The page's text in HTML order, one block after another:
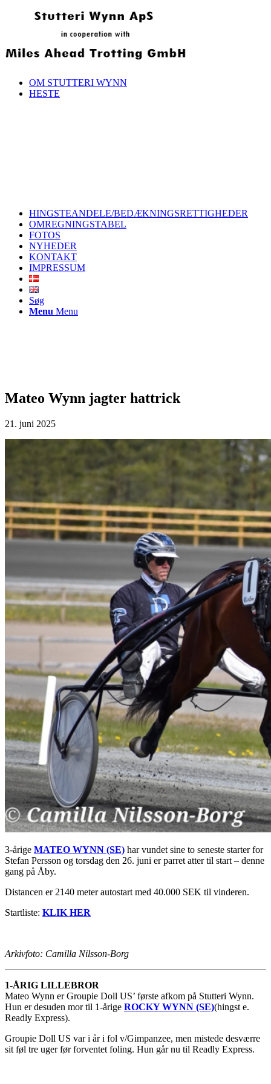
OM STUTTERI WYNN
HESTE
HINGSTEANDELE/BEDÆKNINGSRETTIGHEDER
OMREGNINGSTABEL
FOTOS
NYHEDER
KONTAKT
IMPRESSUM
Søg
Menu Menu
Mateo Wynn jagter hattrick
21. juni 2025
3-årige MATEO WYNN (SE) har vundet sine to seneste starter for
Stefan Persson og torsdag den 26. juni er parret atter til start – denne
gang på Åby.
Distancen er 2140 meter autostart med 40.000 SEK til vinderen.
Startliste: KLIK HER
Arkivfoto: Camilla Nilsson-Borg
1-ÅRIG LILLEBROR
Mateo Wynn er Groupie Doll US’ første afkom på Stutteri Wynn.
Hun er desuden mor til 1-årige ROCKY WYNN (SE)(hingst e.
Readly Express).
Groupie Doll US var i år i fol v/Gimpanzee, men mistede desværre
sit føl tre uger før forventet foling. Hun går nu til Readly Express.